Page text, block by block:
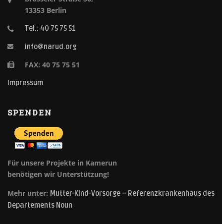
13353 Berlin
Tel.: 40 75 75 51
info@narud.org
FAX: 40 75 75 51
Impressum
SPENDEN
Für unsere Projekte in Kamerun
benötigen wir Unterstützung!
Mehr unter: Mutter-Kind-Vorsorge – Referenzkrankenhaus des
Departements Noun